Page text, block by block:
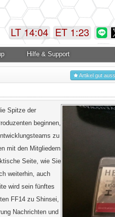
ET 1:23
LT 14:04
Hilfe & Support
Artikel gut
Spitze der
beginnen,
zu
mit den Mitgliedern
Seite, wie Sie
weiterhin, auch
wird sein fünftes
FF14 zu Shinsei,
Nachrichten und